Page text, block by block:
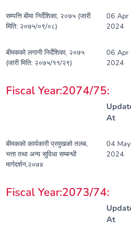
सम्पत्ति बीमा निर्देशिका, २०७५ (जारी
मिति: २०७५/०९/०८)
06 Apr
2024
बीमकको लगानी निर्देशिका, २०७५
(जारी मिति: २०७५/११/२९)
06 Apr
2024
Fiscal Year:2074/75:
At
बीमकको कार्यकारी प्रमुखको तलब,
भत्ता तथा अन्य सुविधा सम्बन्धी
मार्गदर्शन,२०७४
04 May
2024
Fiscal Year:2073/74:
At